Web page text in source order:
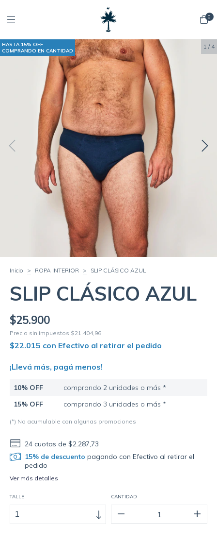
0
HASTA 15% OFF
COMPRANDO EN CANTIDAD
1 / 4
Inicio > ROPA INTERIOR > SLIP CLÁSICO AZUL
SLIP CLÁSICO AZUL
$25.900
Precio sin impuestos $21.404,96
$22.015 con Efectivo al retirar el pedido
¡Llevá más, pagá menos!
10% OFF
comprando 2 unidades o más *
15% OFF
comprando 3 unidades o más *
(*) No acumulable con algunas promociones
24 cuotas de$2.287,73
15% de descuento pagando con Efectivo al retirar el
pedido
Ver más detalles
TALLE CANTIDAD